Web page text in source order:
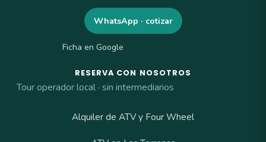
WhatsApp · cotizar
Ficha en Google
RESERVA CON NOSOTROS
Tour operador local · sin intermediarios
Alquiler de ATV y Four Wheel